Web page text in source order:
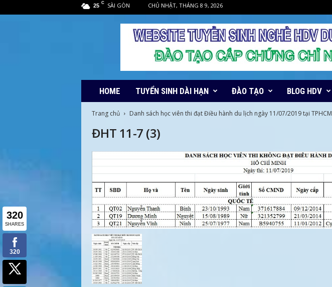
25 C SÀI GÒN CHỦ NHẬT, THÁNG 8 9, 2026
HOME TUYỂN SINH DÀI HẠN ĐÀO TẠO BLOG HDV
Trang chủ Danh sách học viên thi đạt Điều hành du lịch ngày 11/07/2019 tại TPHCM
ĐHT 11-7 (3)